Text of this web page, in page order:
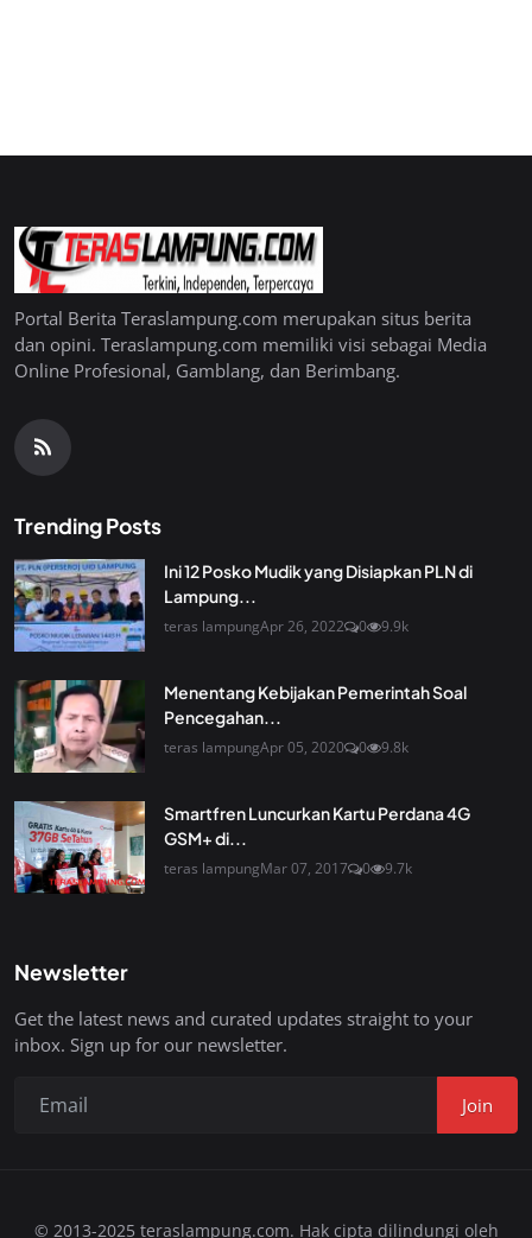
Portal Berita Teraslampung.com merupakan situs berita
dan opini. Teraslampung.com memiliki visi sebagai Media
Online Profesional, Gamblang, dan Berimbang.
Trending Posts
Ini 12 Posko Mudik yang Disiapkan PLN di
Lampung...
teras lampungApr 26, 2022 0 9.9k
Menentang Kebijakan Pemerintah Soal
Pencegahan...
teras lampungApr 05, 2020 0 9.8k
Smartfren Luncurkan Kartu Perdana 4G
GSM+ di...
teras lampungMar 07, 2017 0 9.7k
Newsletter
Get the latest news and curated updates straight to your
inbox. Sign up for our newsletter.
Join
© 2013-2025 teraslampung.com. Hak cipta dilindungi oleh